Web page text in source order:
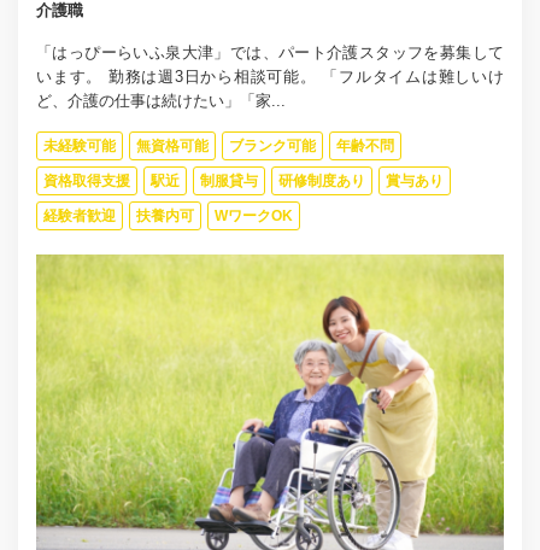
介護職
「はっぴーらいふ泉大津」では、パート介護スタッフを募集して
います。 勤務は週3日から相談可能。 「フルタイムは難しいけ
ど、介護の仕事は続けたい」「家...
未経験可能 無資格可能 ブランク可能 年齢不問
資格取得支援 駅近 制服貸与 研修制度あり 賞与あり
経験者歓迎 扶養内可 WワークOK